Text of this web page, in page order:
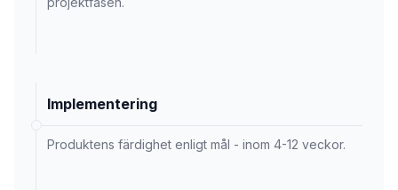
Implementering
Produktens färdighet enligt mål - inom 4-12 veckor.